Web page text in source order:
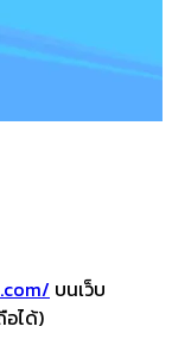
บนเว็บ
อได้)